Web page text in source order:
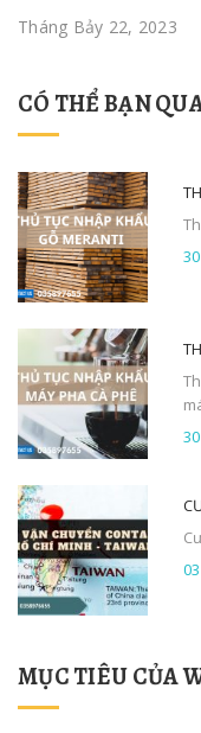
Tháng Bảy 22, 2023
CÓ THỂ BẠN
MỤC TIÊU CỦA